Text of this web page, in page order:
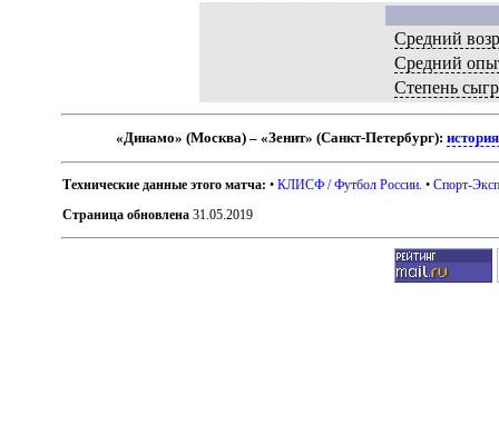
Средний
Средний
Степень
«Динамо» (Москва) – «Зенит» (Санкт-Петербург):
Технические данные этого матча: •КЛИСФ / Футбол России . •Спорт-
Страница обновлена 31.05.2019